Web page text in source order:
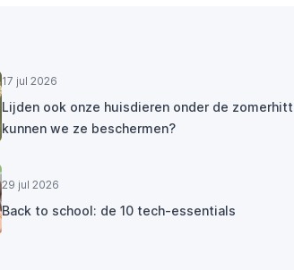
17 jul 2026
Lijden ook onze huisdieren onder de
kunnen we ze beschermen?
29 jul 2026
Back to school: de 10 tech-essentials